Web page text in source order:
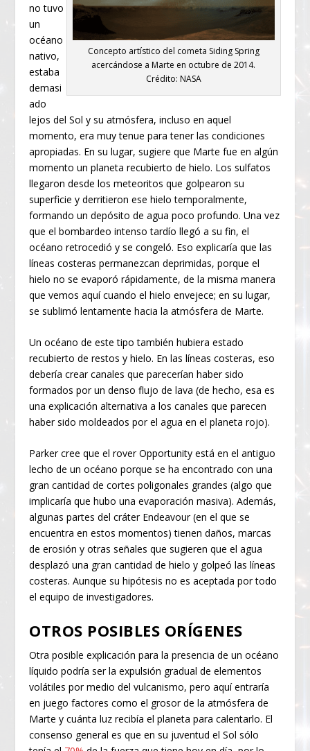
Concepto artístico del cometa Siding Spring
acercándose a Marte en octubre de 2014.
Crédito: NASA
no tuvo
un
océano
nativo,
estaba
demasi
ado
lejos del Sol y su atmósfera, incluso en aquel
momento, era muy tenue para tener las condiciones
apropiadas. En su lugar, sugiere que Marte fue en algún
momento un planeta recubierto de hielo. Los sulfatos
llegaron desde los meteoritos que golpearon su
superficie y derritieron ese hielo temporalmente,
formando un depósito de agua poco profundo. Una vez
que el bombardeo intenso tardío llegó a su fin, el
océano retrocedió y se congeló. Eso explicaría que las
líneas costeras permanezcan deprimidas, porque el
hielo no se evaporó rápidamente, de la misma manera
que vemos aquí cuando el hielo envejece; en su lugar,
se sublimó lentamente hacia la atmósfera de Marte.
Un océano de este tipo también hubiera estado
recubierto de restos y hielo. En las líneas costeras, eso
debería crear canales que parecerían haber sido
formados por un denso flujo de lava (de hecho, esa es
una explicación alternativa a los canales que parecen
haber sido moldeados por el agua en el planeta rojo).
Parker cree que el rover Opportunity está en el antiguo
lecho de un océano porque se ha encontrado con una
gran cantidad de cortes poligonales grandes (algo que
implicaría que hubo una evaporación masiva). Además,
algunas partes del cráter Endeavour (en el que se
encuentra en estos momentos) tienen daños, marcas
de erosión y otras señales que sugieren que el agua
desplazó una gran cantidad de hielo y golpeó las líneas
costeras. Aunque su hipótesis no es aceptada por todo
el equipo de investigadores.
OTROS POSIBLES ORÍGENES
Otra posible explicación para la presencia de un océano
líquido podría ser la expulsión gradual de elementos
volátiles por medio del vulcanismo, pero aquí entraría
en juego factores como el grosor de la atmósfera de
Marte y cuánta luz recibía el planeta para calentarlo. El
consenso general es que en su juventud el Sol sólo